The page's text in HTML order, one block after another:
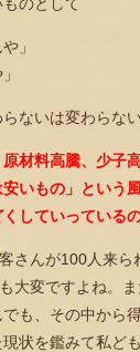
」
ないは変わらな
材料高騰、少子
いもの」という
していっている
さんが100人来
大変ですよね。ま
も、その中から
状を鑑みて私ど